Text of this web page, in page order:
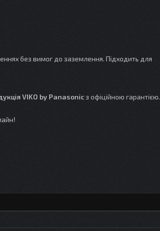
без вимог до заземлення. Підходить для
VIKO by Panasonicз офіційною гарантією.